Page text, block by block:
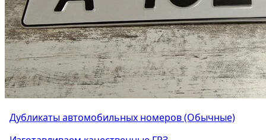
Дубликаты автомобильных номеров (Обычные)